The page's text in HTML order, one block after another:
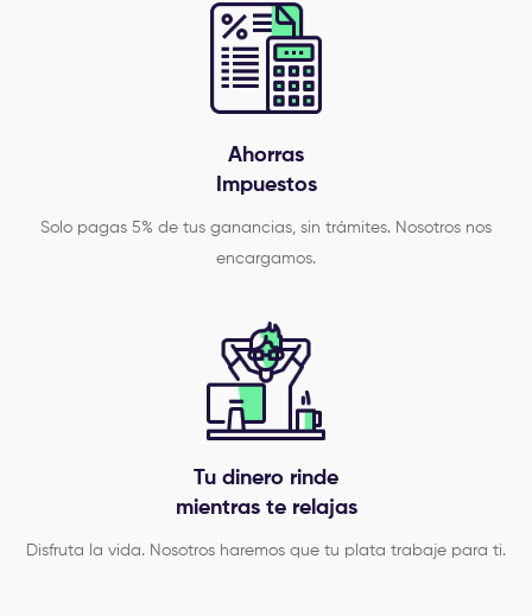
Ahorras
Impuestos
Solo pagas 5% de tus ganancias, sin trámites. Nosotros nos
encargamos.
Tu dinero rinde
mientras te relajas
Disfruta la vida. Nosotros haremos que tu plata trabaje para ti.